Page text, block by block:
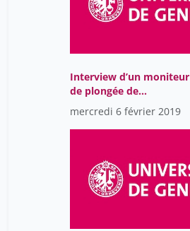
Interview d’un moniteur
de plongée de
Bridgetown
mercredi 6 février 2019